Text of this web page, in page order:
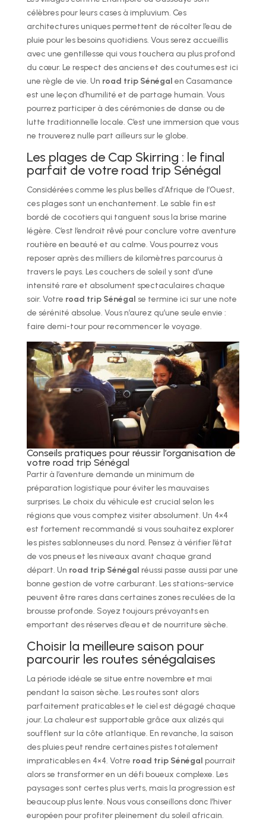
célèbres pour leurs cases à impluvium. Ces
architectures uniques permettent de récolter l’eau de
pluie pour les besoins quotidiens. Vous serez accueillis
avec une gentillesse qui vous touchera au plus profond
du cœur. Le respect des anciens et des coutumes est ici
une règle de vie. Un road trip Sénégal en Casamance
est une leçon d’humilité et de partage humain. Vous
pourrez participer à des cérémonies de danse ou de
lutte traditionnelle locale. C’est une immersion que vous
ne trouverez nulle part ailleurs sur le globe.
Les plages de Cap Skirring : le final
parfait de votre road trip Sénégal
Considérées comme les plus belles d’Afrique de l’Ouest,
ces plages sont un enchantement. Le sable fin est
bordé de cocotiers qui tanguent sous la brise marine
légère. C’est l’endroit rêvé pour conclure votre aventure
routière en beauté et au calme. Vous pourrez vous
reposer après des milliers de kilomètres parcourus à
travers le pays. Les couchers de soleil y sont d’une
intensité rare et absolument spectaculaires chaque
soir. Votre road trip Sénégal se termine ici sur une note
de sérénité absolue. Vous n’aurez qu’une seule envie :
faire demi-tour pour recommencer le voyage.
Conseils pratiques pour réussir l’organisation de
votre road trip Sénégal
Partir à l’aventure demande un minimum de
préparation logistique pour éviter les mauvaises
surprises. Le choix du véhicule est crucial selon les
régions que vous comptez visiter absolument. Un 4×4
est fortement recommandé si vous souhaitez explorer
les pistes sablonneuses du nord. Pensez à vérifier l’état
de vos pneus et les niveaux avant chaque grand
départ. Un road trip Sénégal réussi passe aussi par une
bonne gestion de votre carburant. Les stations-service
peuvent être rares dans certaines zones reculées de la
brousse profonde. Soyez toujours prévoyants en
emportant des réserves d’eau et de nourriture sèche.
Choisir la meilleure saison pour
parcourir les routes sénégalaises
La période idéale se situe entre novembre et mai
pendant la saison sèche. Les routes sont alors
parfaitement praticables et le ciel est dégagé chaque
jour. La chaleur est supportable grâce aux alizés qui
soufflent sur la côte atlantique. En revanche, la saison
des pluies peut rendre certaines pistes totalement
impraticables en 4×4. Votre road trip Sénégal pourrait
alors se transformer en un défi boueux complexe. Les
paysages sont certes plus verts, mais la progression est
beaucoup plus lente. Nous vous conseillons donc l’hiver
européen pour profiter pleinement du soleil africain.